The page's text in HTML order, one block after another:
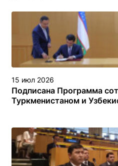
15 июл 2026
Подписана Программа
Туркменистаном и